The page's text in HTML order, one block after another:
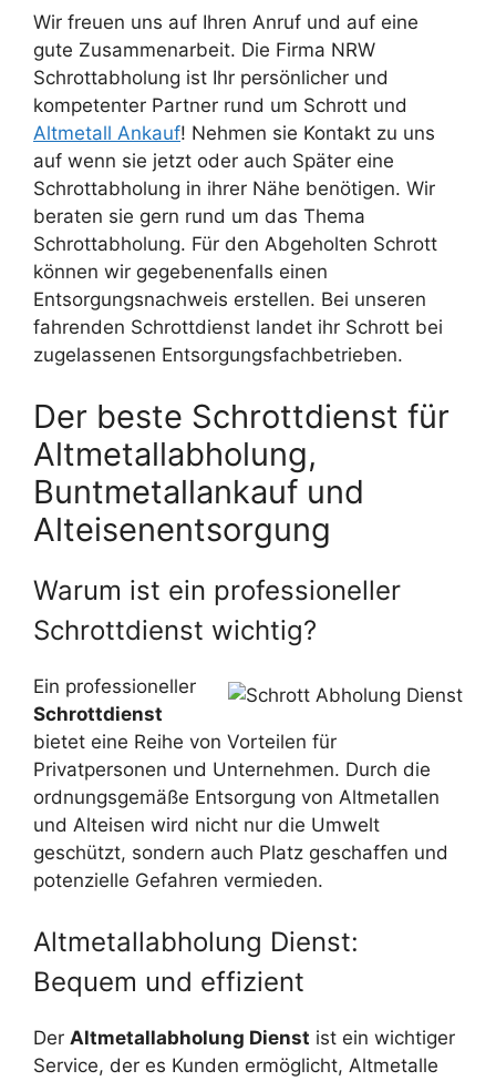
Wir freuen uns auf Ihren Anruf und auf eine
gute Zusammenarbeit. Die Firma NRW
Schrottabholung ist Ihr persönlicher und
kompetenter Partner rund um Schrott und
Altmetall Ankauf! Nehmen sie Kontakt zu uns
auf wenn sie jetzt oder auch Später eine
Schrottabholung in ihrer Nähe benötigen. Wir
beraten sie gern rund um das Thema
Schrottabholung. Für den Abgeholten Schrott
können wir gegebenenfalls einen
Entsorgungsnachweis erstellen. Bei unseren
fahrenden Schrottdienst landet ihr Schrott bei
zugelassenen Entsorgungsfachbetrieben.
Der beste Schrottdienst für
Altmetallabholung,
Buntmetallankauf und
Alteisenentsorgung
Warum ist ein professioneller
Schrottdienst wichtig?
Ein professioneller
Schrottdienst
bietet eine Reihe von Vorteilen für
Privatpersonen und Unternehmen. Durch die
ordnungsgemäße Entsorgung von Altmetallen
und Alteisen wird nicht nur die Umwelt
geschützt, sondern auch Platz geschaffen und
potenzielle Gefahren vermieden.
Altmetallabholung Dienst:
Bequem und effizient
Der Altmetallabholung Dienst ist ein wichtiger
Service, der es Kunden ermöglicht, Altmetalle